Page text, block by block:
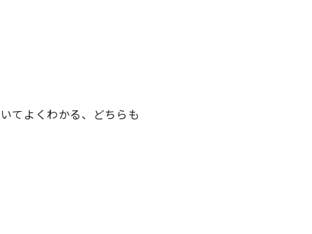
てよくわかる、どちらも